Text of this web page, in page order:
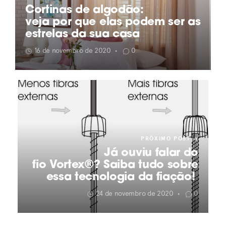
Cortinas de algodão:
veja por que elas podem ser as
estrelas da sua casa
16 de novembro de 2020 • 0
PRÓXIMO POST
Já ouviu falar do
fio Vortex®? Saiba tudo sobre
essa tecnologia da fiação!
24 de novembro de 2020 • 0